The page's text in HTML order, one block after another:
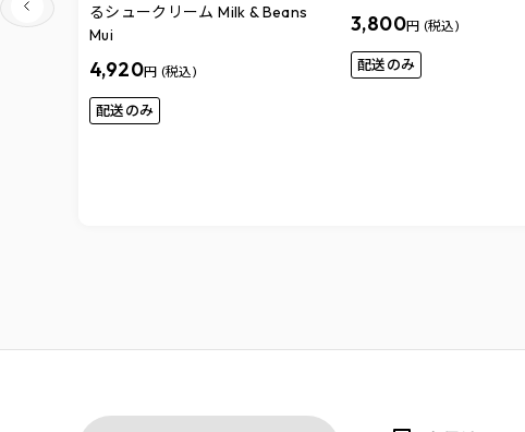
るシュークリーム Milk & Beans
Mui
4,920円 (税込)
配送のみ
3,800円 (税込)
配送のみ